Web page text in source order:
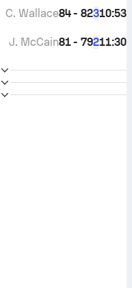
10:53
3
84 - 82
C. Wallace
11:30
2
81 - 79
J. McCain